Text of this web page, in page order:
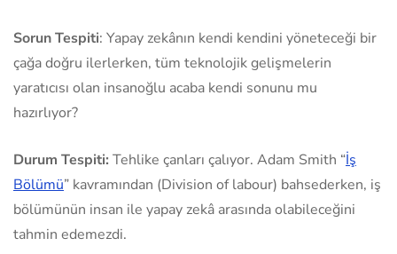
Sorun Tespiti: Yapay zekânın kendi kendini yöneteceği bir
çağa doğru ilerlerken, tüm teknolojik gelişmelerin
yaratıcısı olan insanoğlu acaba kendi sonunu mu
hazırlıyor?
Durum Tespiti: Tehlike çanları çalıyor. Adam Smith “İş
Bölümü” kavramından (Division of labour) bahsederken, iş
bölümünün insan ile yapay zekâ arasında olabileceğini
tahmin edemezdi.